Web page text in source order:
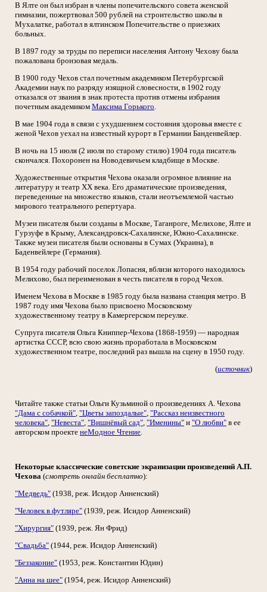
В Ялте он был избран в члены попечительского совета женской
гимназии, пожертвовал 500 рублей на строительство школы в
Мухалатке, работал в ялтинском Попечительстве о приезжих
больных.
В 1897 году за труды по переписи населения Антону Чехову была
пожалована бронзовая медаль.
В 1900 году Чехов стал почетным академиком Петербургской
Академии наук по разряду изящной словесности, в 1902 году
отказался от звания в знак протеста против отмены избрания
почетным академиком Максима Горького.
В мае 1904 года в связи с ухудшением состояния здоровья вместе с
женой Чехов уехал на известный курорт в Германии Банденвейлер.
В ночь на 15 июля (2 июля по старому стилю) 1904 года писатель
скончался. Похоронен на Новодевичьем кладбище в Москве.
Художественные открытия Чехова оказали огромное влияние на
литературу и театр XX века. Его драматические произведения,
переведенные на множество языков, стали неотъемлемой частью
мирового театрального репертуара.
Музеи писателя были созданы в Москве, Таганроге, Мелихове, Ялте и
Гурзуфе в Крыму, Александровск-Сахалинске, Южно-Сахалинске.
Также музеи писателя были основаны в Сумах (Украина), в
Баденвейлере (Германия).
В 1954 году рабочий поселок Лопасня, вблизи которого находилось
Мелихово, был переименован в честь писателя в город Чехов.
Именем Чехова в Москве в 1985 году была названа станция метро. В
1987 году имя Чехова было присвоено Московскому
художественному театру в Камергерском переулке.
Супруга писателя Ольга Книппер-Чехова (1868-1959) — народная
артистка СССР, всю свою жизнь проработала в Московском
художественном театре, последний раз вышла на сцену в 1950 году.
(источник)
Читайте также статьи Ольги Кузьминой о произведениях А. Чехова
"Дама с собачкой", "Цветы запоздалые", "Рассказ неизвестного
человека", "Невеста", "Вишнёвый сад", "Именины" и "О любви" в ее
авторском проекте неМодное Чтение.
Некоторые классические советские экранизации произведений А.П.
Чехова (смотреть онлайн бесплатно):
"Медведь" (1938, реж. Исидор Анненский)
"Человек в футляре" (1939, реж. Исидор Анненский)
"Хирургия" (1939, реж. Ян Фрид)
"Свадьба" (1944, реж. Исидор Анненский)
"Беззаконие" (1953, реж. Константин Юдин)
"Анна на шее" (1954, реж. Исидор Анненский)